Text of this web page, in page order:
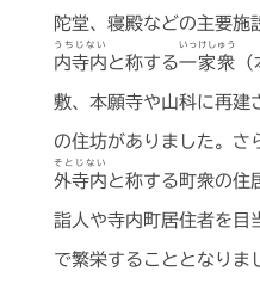
陀堂、寝殿などの主要施
内寺内
うちじない
と称する一家衆
いっけしゅう
敷、本願寺や山科に再建
の住坊がありました。さ
外寺内
そとじない
と称する町衆の住
詣人や寺内町居住者を目
で繁栄することとなりま